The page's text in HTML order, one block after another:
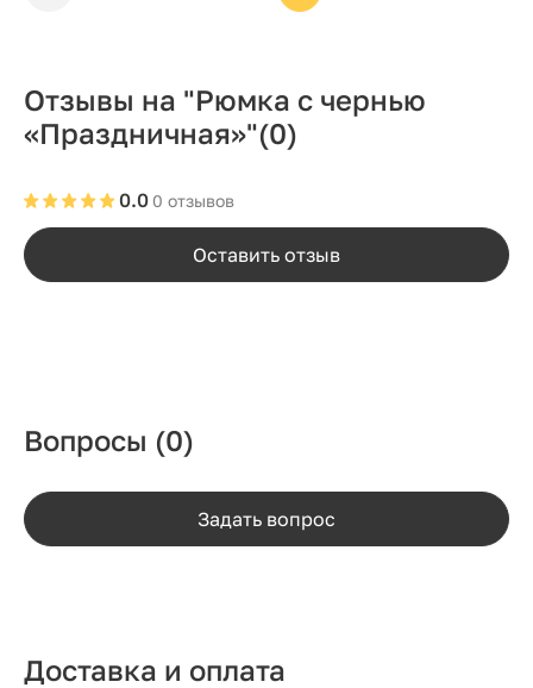
Отзывы на "Рюмка с чернью
«Праздничная»"(0)
0 отзывов
0.0
Оставить отзыв
Вопросы (0)
Задать вопрос
Доставка и оплата